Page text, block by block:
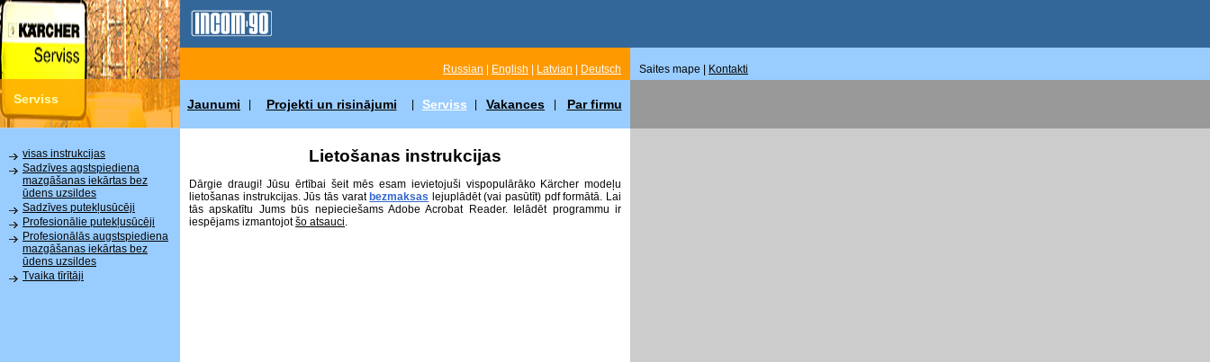
Serviss
Russian English Latvian Deutsch Saites mape | Kontakti
Jaunumi Projekti un risinājumi Serviss Vakances Par firmu
visas instrukcijas
Sadzīves agstspiediena
mazgāšanas iekārtas bez
ūdens uzsildes
Sadzīves putekļusūcēji
Profesionālie putekļusūcēji
Profesionālās augstspiediena
mazgāšanas iekārtas bez
ūdens uzsildes
Tvaika tīrītāji
Lietošanas instrukcijas
Dārgie draugi! Jūsu ērtībai šeit mēs esam ievietojuši vispopulārāko Kärcher modeļu
lietošanas instrukcijas. Jūs tās varatbezmaksas lejuplādēt (vai pasūtīt) pdf formātā. Lai
tās apskatītu Jums būs nepieciešams Adobe Acrobat Reader. Ielādēt programmu ir
iespējams izmantojotšo atsauci.